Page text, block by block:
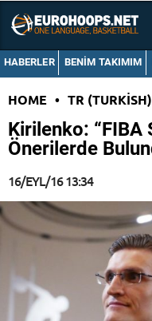
HABERLER BENIM TAKIMIM
HOME • TR (TURKISH)
Kirilenko: “FIBA
Önerilerde
16/EYL/16 13:34